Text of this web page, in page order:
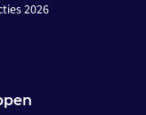
2026